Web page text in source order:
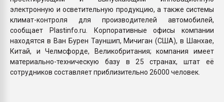
электронную и осветительную продукцию, а также системы
климат-контроля для производителей автомобилей,
сообщает Plastinfo.ru. Корпоративные офисы компании
находятся в Ван Бурен Тауншип, Мичиган (США), в Шанхае,
Китай, и Челмсфорде, Великобритания; компания имеет
материально-техническую базу в 25 странах, штат её
сотрудников составляет приблизительно 26000 человек.